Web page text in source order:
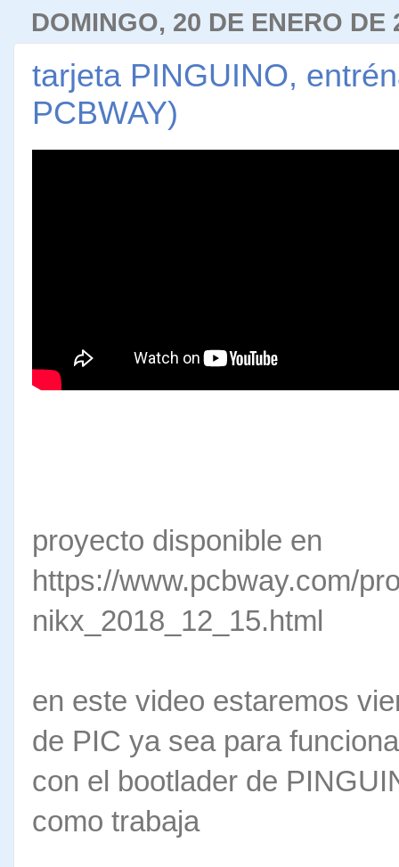
DOMINGO, 20 DE ENERO DE
tarjeta PINGUINO,
PCBWAY)
proyecto disponible en
https://www.pcbway.com/
nikx_2018_12_15.html
en este video estaremos
de PIC ya sea para
con el bootlader de
como trabaja